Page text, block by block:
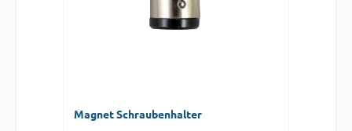
Magnet Schraubenhalter